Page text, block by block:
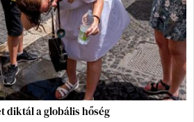
diktál a globális hőség